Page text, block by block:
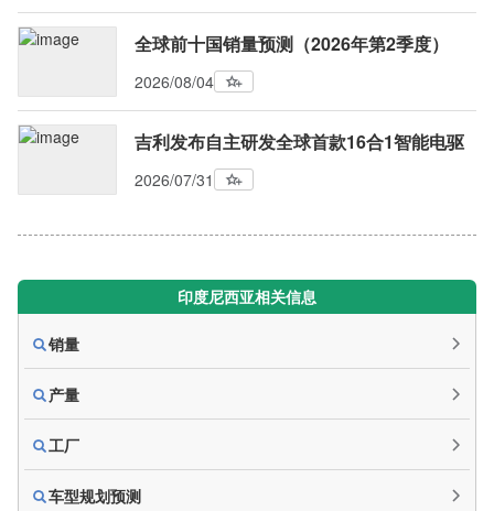
全球前十国销量预测（2026年第2季度）
2026/08/04
吉利发布自主研发全球首款16合1智能电驱
2026/07/31
印度尼西亚相关信息
销量
产量
工厂
车型规划预测